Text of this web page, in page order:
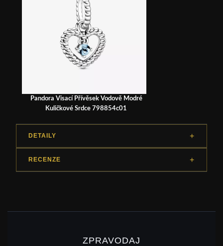
Pandora Visací Přívěsek Vodově Modré
Kuličkové Srdce 798854c01
DETAILY
RECENZE
ZPRAVODAJ